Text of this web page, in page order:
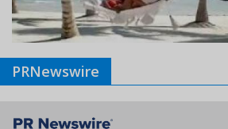
PRNewswire